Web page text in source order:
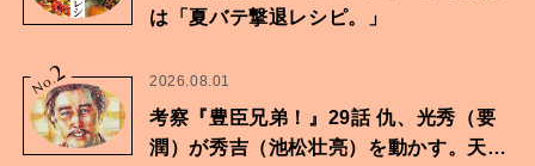
は「夏バテ撃退レシピ。」
No.2 2026.08.01
考察『豊臣兄弟！』29話 仇、光秀（要
潤）が秀吉（池松壮亮）を動かす。天下